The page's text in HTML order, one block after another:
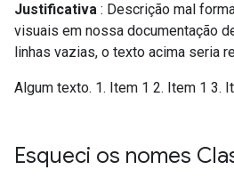
Justificativa : Descrição mal
visuais em nossa documentação
linhas vazias, o texto acima seria
Algum texto. 1. Item 1 2. Item 1 3.
Esqueci os nomes